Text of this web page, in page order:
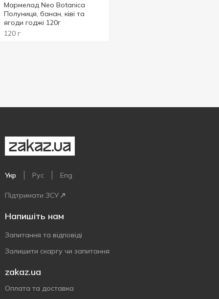
Мармелад Neo Botanica
Полуниця, банан, ківі та
ягоди годжі 120г
120 г
Укр Рус Eng
Підтримати ЗСУ
Напишіть нам
Запитання та відповіді
Залишити скаргу чи запитання
zakaz.ua
Оплата та доставка